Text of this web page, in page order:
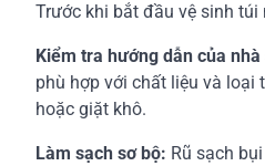
Trước khi bắt đầu vệ sinh
Kiểm tra hướng dẫn của
phù hợp với chất liệu và loại
hoặc giặt khô.
Làm sạch sơ bộ: Rũ sạch